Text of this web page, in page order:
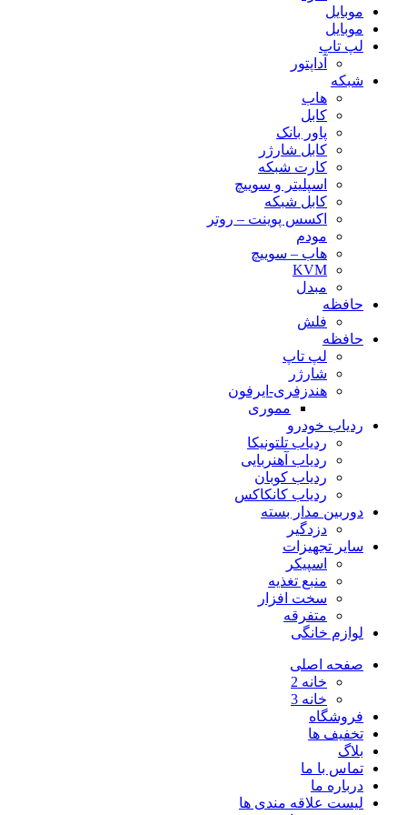
موبایل
موبایل
لپ تاپ
آداپتور
شبکه
هاب
کابل
پاور بانک
کابل شارژر
کارت شبکه
اسپلیتر و سوییچ
کابل شبکه
اکسس پوینت – روتر
مودم
هاب – سوییچ
KVM
مبدل
حافظه
فلش
حافظه
لپ تاپ
شارژر
هندزفری-ایرفون
مموری
ردیاب خودرو
ردیاب تلتونیکا
ردیاب آهنربایی
ردیاب کوبان
ردیاب کانکاکس
دوربین مدار بسته
دزدگیر
سایر تجهیزات
اسپیکر
منبع تغذیه
سخت افزار
متفرقه
لوازم خانگی
صفحه اصلی
خانه 2
خانه 3
فروشگاه
تخفیف ها
بلاگ
تماس با ما
درباره ما
لیست علاقه مندی ها